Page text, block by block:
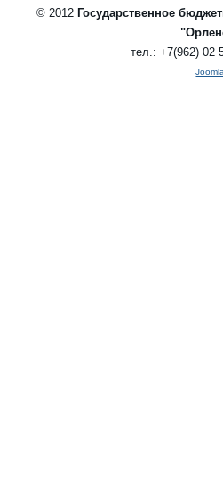
© 2012Государственное
тел.: +7(962) 02